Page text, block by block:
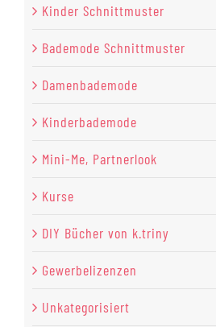
Kinder Schnittmuster
Bademode Schnittmuster
Damenbademode
Kinderbademode
Mini-Me, Partnerlook
Kurse
DIY Bücher von k.triny
Gewerbelizenzen
Unkategorisiert